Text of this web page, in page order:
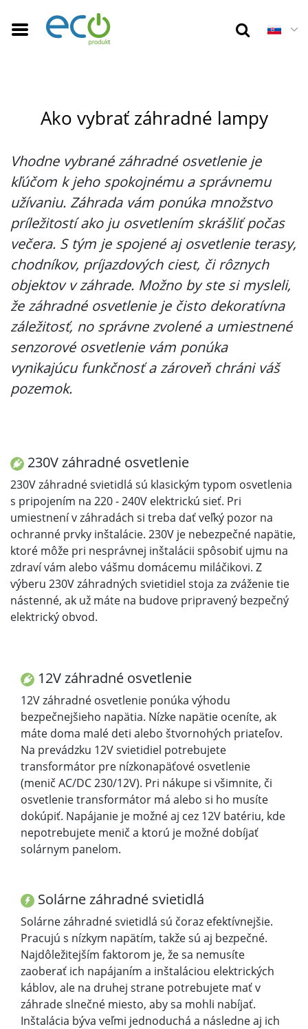
Ako vybrať záhradné lampy
Vhodne vybrané záhradné osvetlenie je
kľúčom k jeho spokojnému a správnemu
užívaniu. Záhrada vám ponúka množstvo
príležitostí ako ju osvetlením skrášliť počas
večera. S tým je spojené aj osvetlenie terasy,
chodníkov, príjazdových ciest, či rôznych
objektov v záhrade. Možno by ste si mysleli,
že záhradné osvetlenie je čisto dekoratívna
záležitosť, no správne zvolené a umiestnené
senzorové osvetlenie vám ponúka
vynikajúcu funkčnosť a zároveň chráni váš
pozemok.
230V záhradné osvetlenie
230V záhradné svietidlá sú klasickým typom osvetlenia
s pripojením na 220 - 240V elektrickú sieť. Pri
umiestnení v záhradách si treba dať veľký pozor na
ochranné prvky inštalácie. 230V je nebezpečné napätie,
ktoré môže pri nesprávnej inštalácii spôsobiť ujmu na
zdraví vám alebo vášmu domácemu miláčikovi. Z
výberu 230V záhradných svietidiel stoja za zváženie tie
nástenné, ak už máte na budove pripravený bezpečný
elektrický obvod.
12V záhradné osvetlenie
12V záhradné osvetlenie ponúka výhodu
bezpečnejšieho napätia. Nízke napätie oceníte, ak
máte doma malé deti alebo štvornohých priateľov.
Na prevádzku 12V svietidiel potrebujete
transformátor pre nízkonapäťové osvetlenie
(menič AC/DC 230/12V). Pri nákupe si všimnite, či
osvetlenie transformátor má alebo si ho musíte
dokúpiť. Napájanie je možné aj cez 12V batériu, kde
nepotrebujete menič a ktorú je možné dobíjať
solárnym panelom.
Solárne záhradné svietidlá
Solárne záhradné svietidlá sú čoraz efektívnejšie.
Pracujú s nízkym napätím, takže sú aj bezpečné.
Najdôležitejším faktorom je, že sa nemusíte
zaoberať ich napájaním a inštaláciou elektrických
káblov, ale na druhej strane potrebujete mať v
záhrade slnečné miesto, aby sa mohli nabíjať.
Inštalácia býva veľmi jednoduchá a následne aj ich